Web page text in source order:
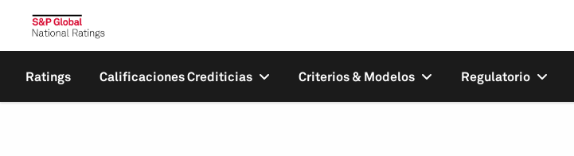
Ratings Calificaciones Crediticias Criterios & Modelos Regulatorio